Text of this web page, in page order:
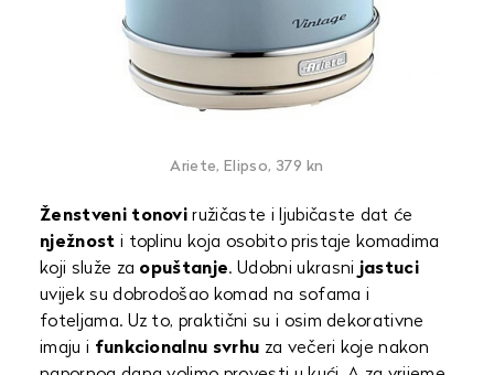
Ariete, Elipso, 379 kn
Ženstveni tonovi ružičaste i ljubičaste dat će
nježnost i toplinu koja osobito pristaje komadima
koji služe za opuštanje. Udobni ukrasni jastuci
uvijek su dobrodošao komad na sofama i
foteljama. Uz to, praktični su i osim dekorativne
imaju i funkcionalnu svrhu za večeri koje nakon